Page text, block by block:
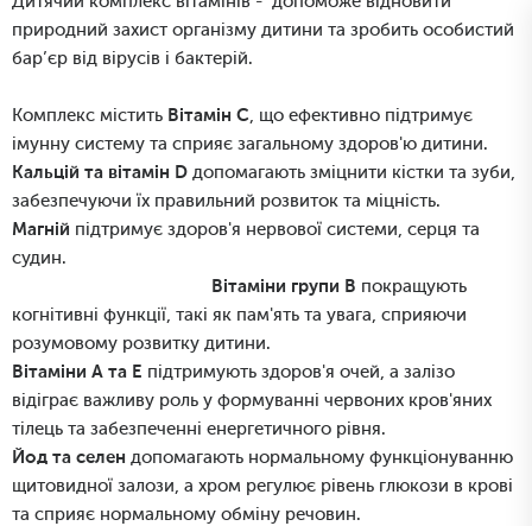
природний захист організму дитини та зробить особистий
бар’єр від вірусів і бактерій.
Комплекс містить Вітамін С , що ефективно підтримує
імунну систему та сприяє загальному здоров'ю дитини.
Кальцій та вітамін D допомагають зміцнити кістки та зуби,
забезпечуючи їх правильний розвиток та міцність.
Магній підтримує здоров'я нервової системи, серця та
судин.
Вітаміни групи В покращують
когнітивні функції, такі як пам'ять та увага, сприяючи
розумовому розвитку дитини.
Вітаміни А та Е підтримують здоров'я очей, а залізо
відіграє важливу роль у формуванні червоних кров'яних
тілець та забезпеченні енергетичного рівня.
Йод та селен допомагають нормальному функціонуванню
щитовидної залози, а хром регулює рівень глюкози в крові
та сприяє нормальному обміну речовин.